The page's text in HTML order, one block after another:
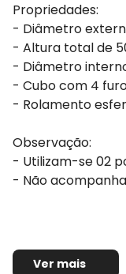
Propriedades:
- Diâmetro
- Altura total de
- Diâmetro
- Cubo com 4
- Rolamento
Observação:
- Utilizam-se 02
- Não
Ver mais